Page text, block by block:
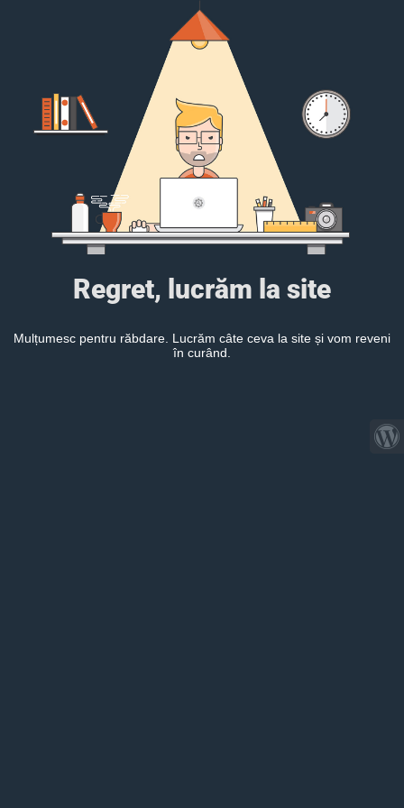
Regret, lucrăm la site
Mulțumesc pentru răbdare. Lucrăm câte ceva la site și vom reveni
în curând.